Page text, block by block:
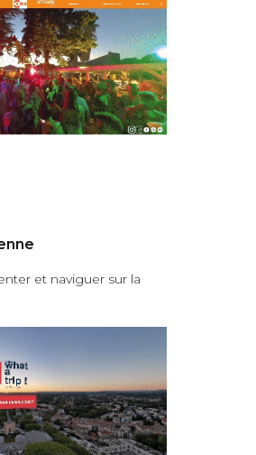
et naviguer sur la